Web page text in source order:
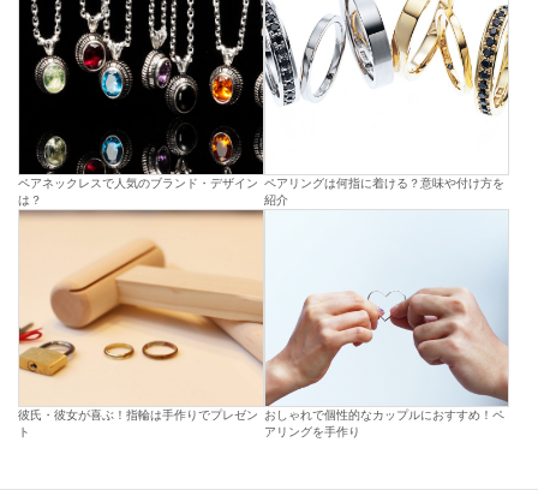
ペアネックレスで人気のブランド・デザイン
は？
ペアリングは何指に着ける？意味や付け方を
紹介
彼氏・彼女が喜ぶ！指輪は手作りでプレゼン
ト
おしゃれで個性的なカップルにおすすめ！ペ
アリングを手作り